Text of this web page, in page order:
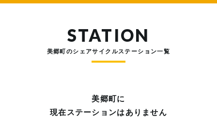
STATION
美郷町のシェアサイクルステーション一覧
美郷町に
現在ステーションはありません